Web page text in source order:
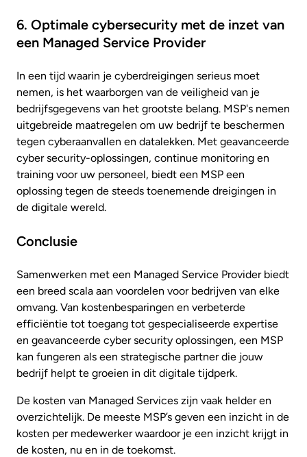
6. Optimale cybersecurity met de inzet van
een Managed Service Provider
In een tijd waarin je cyberdreigingen serieus moet
nemen, is het waarborgen van de veiligheid van je
bedrijfsgegevens van het grootste belang. MSP's nemen
uitgebreide maatregelen om uw bedrijf te beschermen
tegen cyberaanvallen en datalekken. Met geavanceerde
cyber security-oplossingen, continue monitoring en
training voor uw personeel, biedt een MSP een
oplossing tegen de steeds toenemende dreigingen in
de digitale wereld.
Conclusie
Samenwerken met een Managed Service Provider biedt
een breed scala aan voordelen voor bedrijven van elke
omvang. Van kostenbesparingen en verbeterde
efficiëntie tot toegang tot gespecialiseerde expertise
en geavanceerde cyber security oplossingen, een MSP
kan fungeren als een strategische partner die jouw
bedrijf helpt te groeien in dit digitale tijdperk.
De kosten van Managed Services zijn vaak helder en
overzichtelijk. De meeste MSP’s geven een inzicht in de
kosten per medewerker waardoor je een inzicht krijgt in
de kosten, nu en in de toekomst.